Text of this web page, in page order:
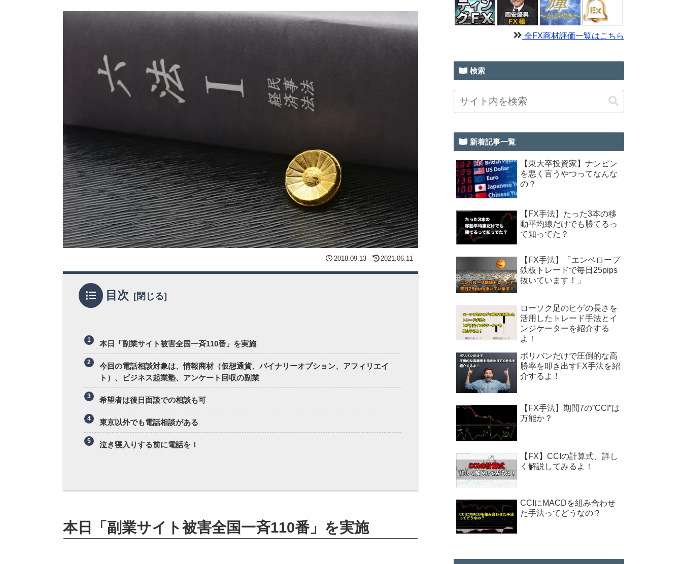
2018.09.13 2021.06.11
目次
本日「副業サイト被害全国一斉110番」を実施
今回の電話相談対象は、情報商材（仮想通貨、バイナリーオプション、アフィリエイ
ト）、ビジネス起業塾、アンケート回収の副業
希望者は後日面談での相談も可
東京以外でも電話相談がある
泣き寝入りする前に電話を！
本日「副業サイト被害全国一斉110番」を実施
全FX商材評価一覧はこちら
検索
新着記事一覧
【東大卒投資家】ナンピン
を悪く言うやつってなんな
の？
【FX手法】たった3本の移
動平均線だけでも勝てるっ
て知ってた？
【FX手法】「エンベロープ
鉄板トレードで毎日25pips
抜いています！」
ローソク足のヒゲの長さを
活用したトレード手法とイ
ンジケーターを紹介する
よ！
ボリバンだけで圧倒的な高
勝率を叩き出すFX手法を紹
介するよ！
【FX手法】期間7の”CCI”は
万能か？
【FX】CCIの計算式、詳し
く解説してみるよ！
CCIにMACDを組み合わせ
た手法ってどうなの？